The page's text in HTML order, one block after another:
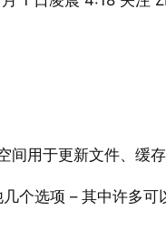
间用于更新文件、缓存
个选项 – 其中许多可